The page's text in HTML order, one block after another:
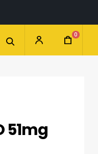
0
51mg